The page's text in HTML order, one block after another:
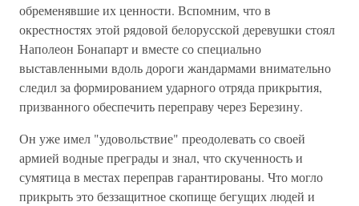
обременявшие их ценности. Вспомним, что в
окрестностях этой рядовой белорусской деревушки стоял
Наполеон Бонапарт и вместе со специально
выставленными вдоль дороги жандармами внимательно
следил за формированием ударного отряда прикрытия,
призванного обеспечить переправу через Березину.
Он уже имел "удовольствие" преодолевать со своей
армией водные преграды и знал, что скученность и
сумятица в местах переправ гарантированы. Что могло
прикрыть это беззащитное скопище бегущих людей и